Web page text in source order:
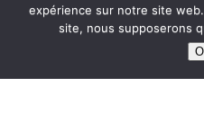
expérience sur notre site
site, nous supposerons